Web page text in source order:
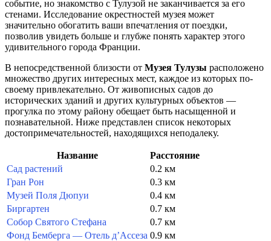
событие, но знакомство с Тулузой не заканчивается за его
стенами. Исследование окрестностей музея может
значительно обогатить ваши впечатления от поездки,
позволив увидеть больше и глубже понять характер этого
удивительного города Франции.
В непосредственной близости от Музея Тулузы расположено
множество других интересных мест, каждое из которых по-
своему привлекательно. От живописных садов до
исторических зданий и других культурных объектов —
прогулка по этому району обещает быть насыщенной и
познавательной. Ниже представлен список некоторых
достопримечательностей, находящихся неподалеку.
Название
Расстояние
Сад растений
0.2 км
Гран Рон
0.3 км
Музей Поля Дюпуи
0.4 км
Биргартен
0.7 км
Собор Святого Стефана
0.7 км
Фонд Бемберга — Отель д’Ассеза 0.9 км